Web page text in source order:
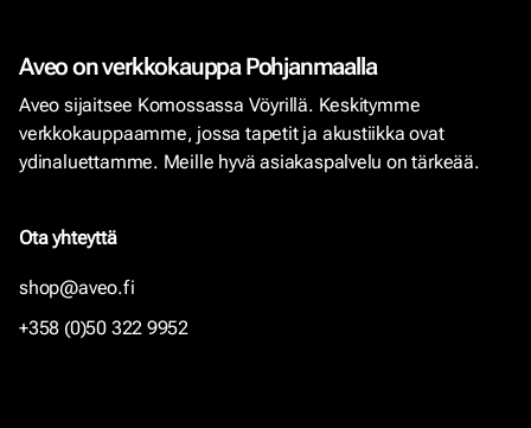
Aveo on verkkokauppa Pohjanmaalla
Aveo sijaitsee Komossassa Vöyrillä. Keskitymme
verkkokauppaamme, jossa tapetit ja akustiikka ovat
ydinaluettamme. Meille hyvä asiakaspalvelu on tärkeää.
Ota yhteyttä
shop@aveo.fi
+358 (0)50 322 9952